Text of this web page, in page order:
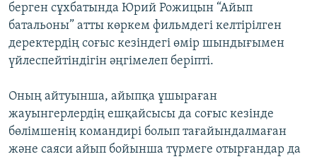
берген сұхбатында Юрий Рожицын “Айып
батальоны” атты көркем фильмдегі келтірілген
деректердің соғыс кезіндегі өмір шындығымен
үйлеспейтіндігін әңгімелеп беріпті.
Оның айтуынша, айыпқа ұшыраған
жауынгерлердің ешқайсысы да соғыс кезінде
бөлімшенің командирі болып тағайындалмаған
және саяси айып бойынша түрмеге отырғандар да